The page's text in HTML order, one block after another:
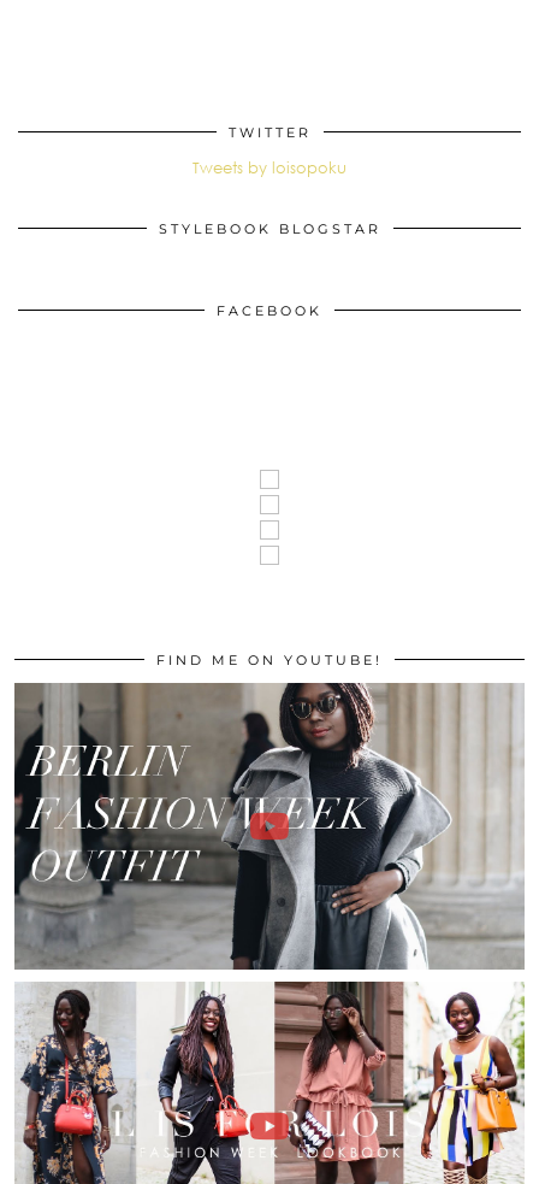
TWITTER
Tweets by loisopoku
STYLEBOOK BLOGSTAR
FACEBOOK
FIND ME ON YOUTUBE!